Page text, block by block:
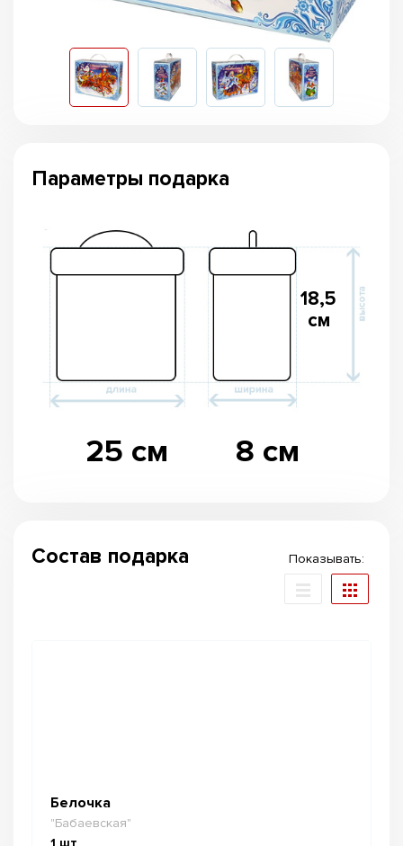
Параметры подарка
25 см 8 см
18,5
см
Состав подарка Показывать:
Белочка
"Бабаевская"
1 шт